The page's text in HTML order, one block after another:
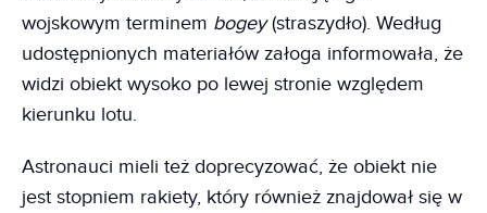
wojskowym terminem bogey(straszydło). Według
udostępnionych materiałów załoga informowała, że
widzi obiekt wysoko po lewej stronie względem
kierunku lotu.
Astronauci mieli też doprecyzować, że obiekt nie
jest stopniem rakiety, który również znajdował się w